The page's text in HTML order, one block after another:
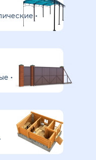
•
•